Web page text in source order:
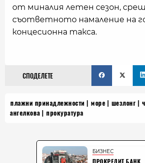
от миналия летен сезон,
съответното намаление на
концесионна такса.
СПОДЕЛЕТЕ
плажни принадлежности море шезлонг
ангелкова
прокуратура